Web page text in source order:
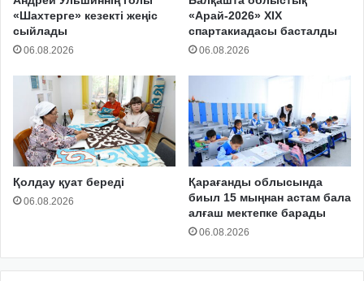
«Шахтерге» кезекті жеңіс
сыйлады
06.08.2026
«Арай-2026» XIX
спартакиадасы басталды
06.08.2026
Қолдау қуат береді
06.08.2026
Қарағанды облысында
биыл 15 мыңнан астам бала
алғаш мектепке барады
06.08.2026